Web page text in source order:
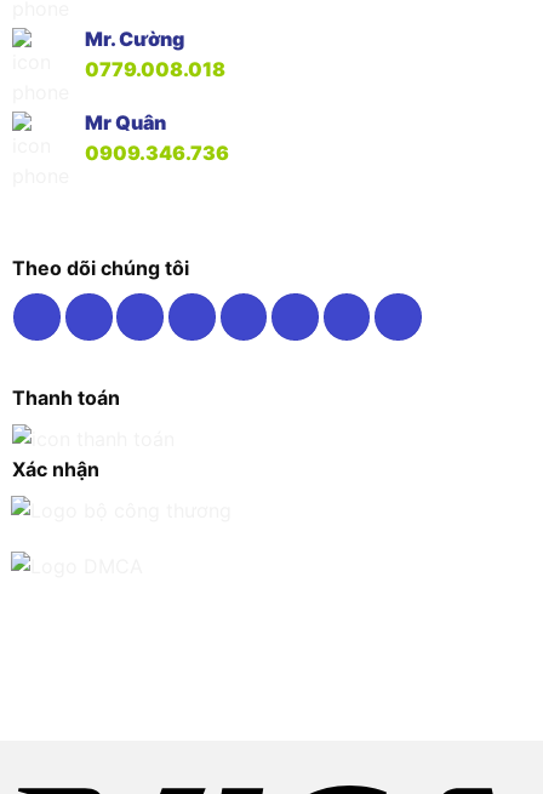
Mr. Cường
0779.008.018
Mr Quân
0909.346.736
Theo dõi chúng tôi
Thanh toán
Xác nhận